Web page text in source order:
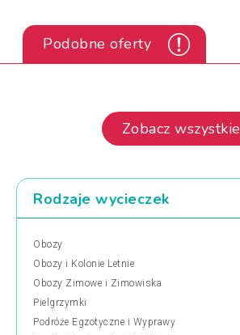
Podobne oferty
Zobacz wszystkie
Rodzaje wycieczek
Obozy
Obozy i Kolonie Letnie
Obozy Zimowe i Zimowiska
Pielgrzymki
Podróże Egzotyczne i Wyprawy